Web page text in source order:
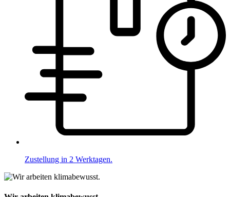
Zustellung in 2 Werktagen.